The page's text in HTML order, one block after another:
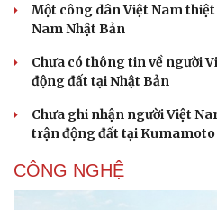
Một công dân Việt Nam
Nam Nhật Bản
Chưa có thông tin về người
động đất tại Nhật Bản
Chưa ghi nhận người Việt
trận động đất tại Kumamoto
CÔNG NGHỆ